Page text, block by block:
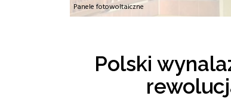
Panele fotowoltaiczne
Polski